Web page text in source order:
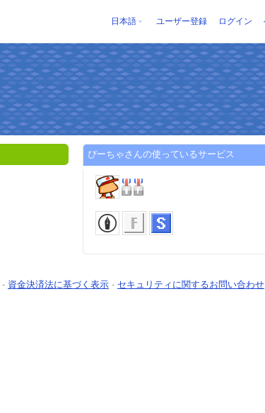
日本語 ユーザー登録 ログイン
ぴーちゃさんの使っているサービス
- 資金決済法に基づく表示 - セキュリティに関するお問い合わせ